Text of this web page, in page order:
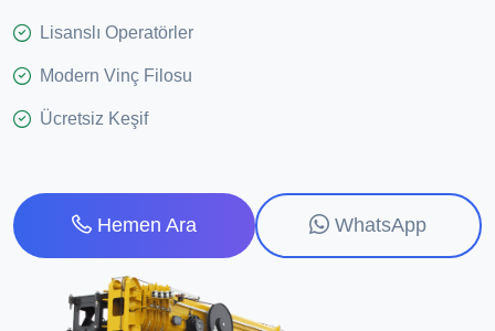
Lisanslı Operatörler
Modern Vinç Filosu
Ücretsiz Keşif
Hemen Ara WhatsApp